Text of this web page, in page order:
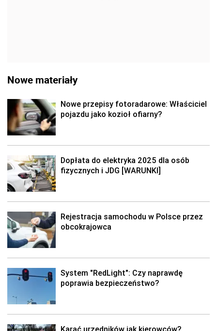
Nowe materiały
Nowe przepisy fotoradarowe: Właściciel
pojazdu jako kozioł ofiarny?
Dopłata do elektryka 2025 dla osób
fizycznych i JDG [WARUNKI]
Rejestracja samochodu w Polsce przez
obcokrajowca
System "RedLight": Czy naprawdę
poprawia bezpieczeństwo?
Karać urzędników jak kierowców?